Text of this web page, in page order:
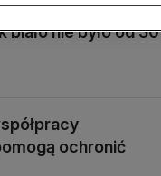
biało nie było od 30
ochronić